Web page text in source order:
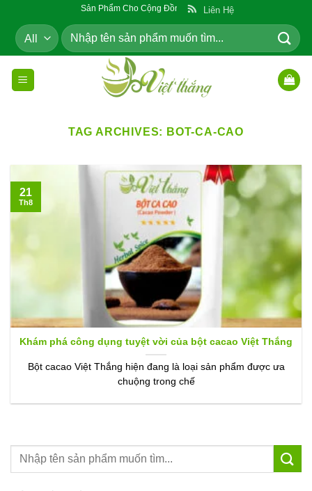
content
Sản Phẩm Cho Cộng Đồng Liên Hệ
Tìm
kiếm:
TAG ARCHIVES: BOT-CA-CAO
Khám phá công dụng tuyệt vời của bột cacao Việt Thắng
Bột cacao Việt Thắng hiện đang là loại sản phẩm được ưa
chuộng trong chế
21
Th8